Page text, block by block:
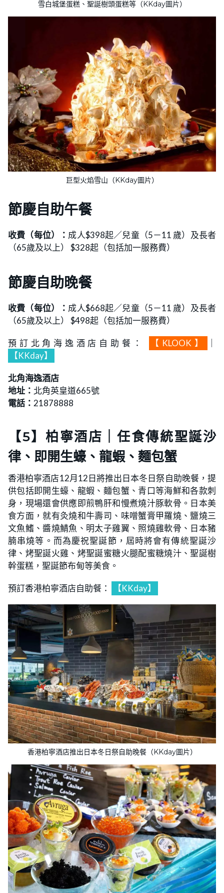
雪白城堡蛋糕、聖誕樹頭蛋糕等（KKday圖片）
巨型火焰雪山（KKday圖片）
節慶自助午餐
收費（每位）： 成人$398起／兒童（5－11 歲）及長者
（65歲及以上） $328起（包括加一服務費）
節慶自助晚餐
收費（每位）： 成人$668起／兒童（5－11 歲）及長者
（65歲及以上） $498起（包括加一服務費）
預訂北角海逸酒店自助餐： 【KLOOK】
【KKday】
北角海逸酒店
地址： 北角英皇道665號
電話： 21878888
【5】柏寧酒店｜任食傳統聖誕沙
律、即開生蠔、龍蝦、麵包蟹
香港柏寧酒店12月12日將推出日本冬日祭自助晚餐，提
供包括即開生蠔、龍蝦、麵包蟹、青口等海鮮和各款刺
身，現場還會供應即煎鴨肝和慢煮燒汁豚軟骨。日本美
食方面，就有灸燒和牛壽司、味噌蟹膏甲羅燒、鹽燒三
文魚鰭、醬燒鯖魚、明太子雞翼、照燒雞軟骨、日本豬
腩串燒等。而為慶祝聖誕節，屆時將會有傳統聖誕沙
律、烤聖誕火雞、烤聖誕蜜糖火腿配蜜糖燒汁、聖誕樹
幹蛋糕，聖誕節布甸等美食。
預訂香港柏寧酒店自助餐： 【KKday】
香港柏寧酒店推出日本冬日祭自助晚餐（KKday圖片）